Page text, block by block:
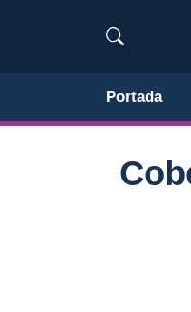
Portada